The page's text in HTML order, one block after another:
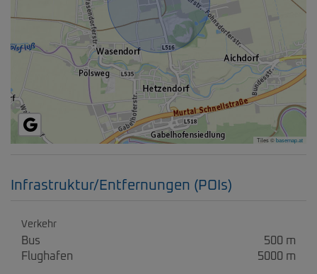
Tiles ©basemap.at
Infrastruktur/Entfernungen (POIs)
Verkehr
Bus
500 m
Flughafen
5000 m